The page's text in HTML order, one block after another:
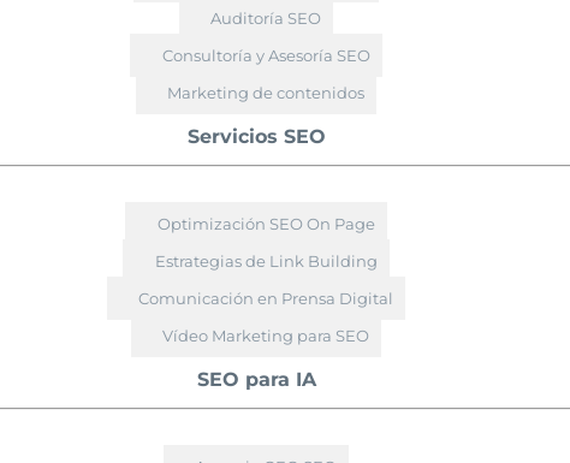
Auditoría SEO
Consultoría y Asesoría SEO
Marketing de contenidos
Servicios SEO
Optimización SEO On Page
Estrategias de Link Building
Comunicación en Prensa Digital
Vídeo Marketing para SEO
SEO para IA